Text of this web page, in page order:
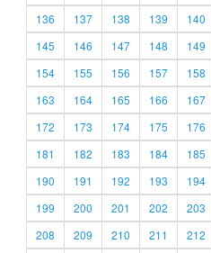
136
137 138 139 140
145
146 147 148 149
154
155 156 157 158
163
164 165 166 167
172
173 174 175 176
181
182 183 184 185
190
191 192 193 194
199
200 201 202 203
208
209 210 211 212